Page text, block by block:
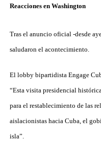
Reacciones en Washington
Tras el anuncio oficial -desde
saludaron el acontecimiento.
El lobby bipartidista Engage
“Esta visita presidencial
para el restablecimiento de las
aislacionistas hacia Cuba, el
isla”.